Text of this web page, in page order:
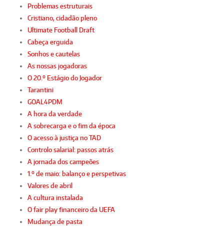
Problemas estruturais
Cristiano, cidadão pleno
Ultimate Football Draft
Cabeça erguida
Sonhos e cautelas
As nossas jogadoras
O 20.º Estágio do Jogador
Tarantini
GOAL4PDM
A hora da verdade
A sobrecarga e o fim da época
O acesso à justiça no TAD
Controlo salarial: passos atrás
A jornada dos campeões
1.º de maio: balanço e perspetivas
Valores de abril
A cultura instalada
O fair play financeiro da UEFA
Mudança de pasta